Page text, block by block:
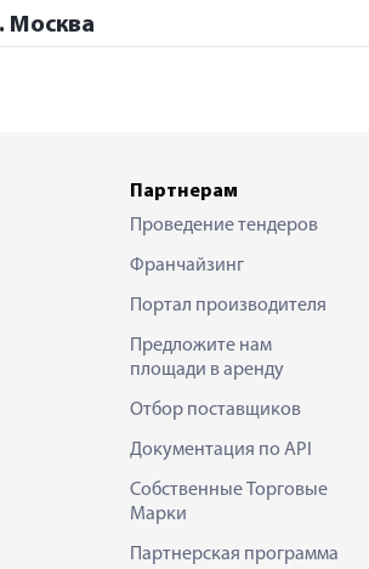
Москва
Партнерам
Проведение тендеров
Франчайзинг
Портал производителя
Предложите нам
площади в аренду
Отбор поставщиков
Документация по API
Собственные Торговые
Марки
Партнерская программа